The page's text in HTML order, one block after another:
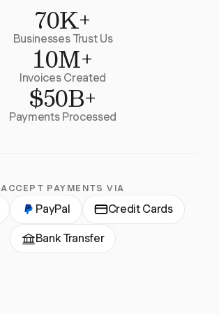
70K+
Businesses Trust Us
10M+
Invoices Created
$50B+
Payments Processed
ACCEPT PAYMENTS VIA
PayPal Credit Cards
Bank Transfer